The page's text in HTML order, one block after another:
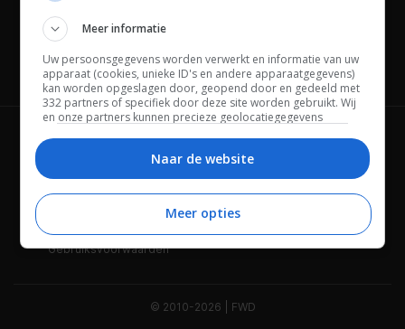
Channels
Wie is FWD Privacybeleid
Adverteren Contact
Gebruiksvoorwaarden
© 2010-2026 | FWD
Meer informatie
Uw persoonsgegevens worden verwerkt en informatie van uw
apparaat (cookies, unieke ID's en andere apparaatgegevens)
kan worden opgeslagen door, geopend door en gedeeld met
332 partners of specifiek door deze site worden gebruikt. Wij
en onze partners kunnen precieze geolocatiegegevens
Bepaalde leveranciers kunnen uw persoonsgegevens
beheren. Zoek onderaan deze pagina of in het sitemenu naar
een link om uw toestemming te beheren of in te trekken via de
privacy- en cookie-instellingen.
Naar de website
Meer opties